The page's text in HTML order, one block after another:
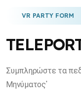
VR PARTY FORM
Συμπληρώστε τα
Μηνύματος'